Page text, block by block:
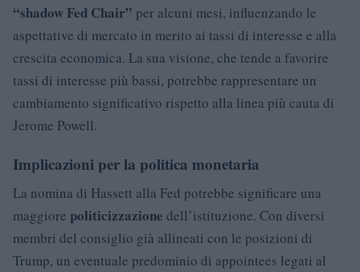
“shadow Fed Chair” per alcuni mesi, influenzando le
aspettative di mercato in merito ai tassi di interesse e alla
crescita economica. La sua visione, che tende a favorire
tassi di interesse più bassi, potrebbe rappresentare un
cambiamento significativo rispetto alla linea più cauta di
Jerome Powell.
Implicazioni per la politica monetaria
La nomina di Hassett alla Fed potrebbe significare una
maggiore politicizzazione dell’istituzione. Con diversi
membri del consiglio già allineati con le posizioni di
Trump, un eventuale predominio di appointees legati al